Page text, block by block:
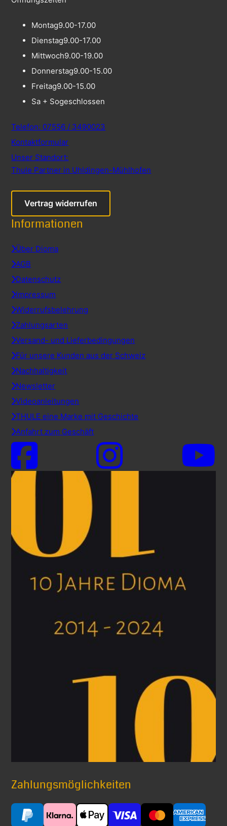
Montag9.00-17.00
Dienstag9.00-17.00
Mittwoch9.00-19.00
Donnerstag9.00-15.00
Freitag9.00-15.00
Sa + Sogeschlossen
Telefon: 07556 / 3490023
Kontaktformular
Unser Standort:
Thule Partner in Uhldingen-Mühlhofen
Vertrag widerrufen
Informationen
Über Dioma
AGB
Datenschutz
Impressum
Widerrufsbelehrung
Zahlungsarten
Versand- und Lieferbedingungen
Für unsere Kunden aus der Schweiz
Nachhaltigkeit
Newsletter
Videoanleitungen
THULE eine Marke mit Geschichte
Anfahrt zum Geschäft
Zahlungsmöglichkeiten